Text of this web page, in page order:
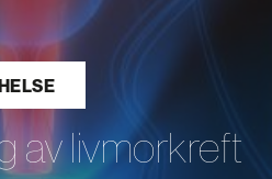
av livmorkreft